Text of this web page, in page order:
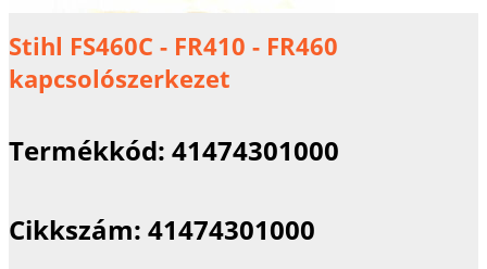
Stihl FS460C - FR410 - FR460
kapcsolószerkezet
Termékkód: 41474301000
Cikkszám: 41474301000